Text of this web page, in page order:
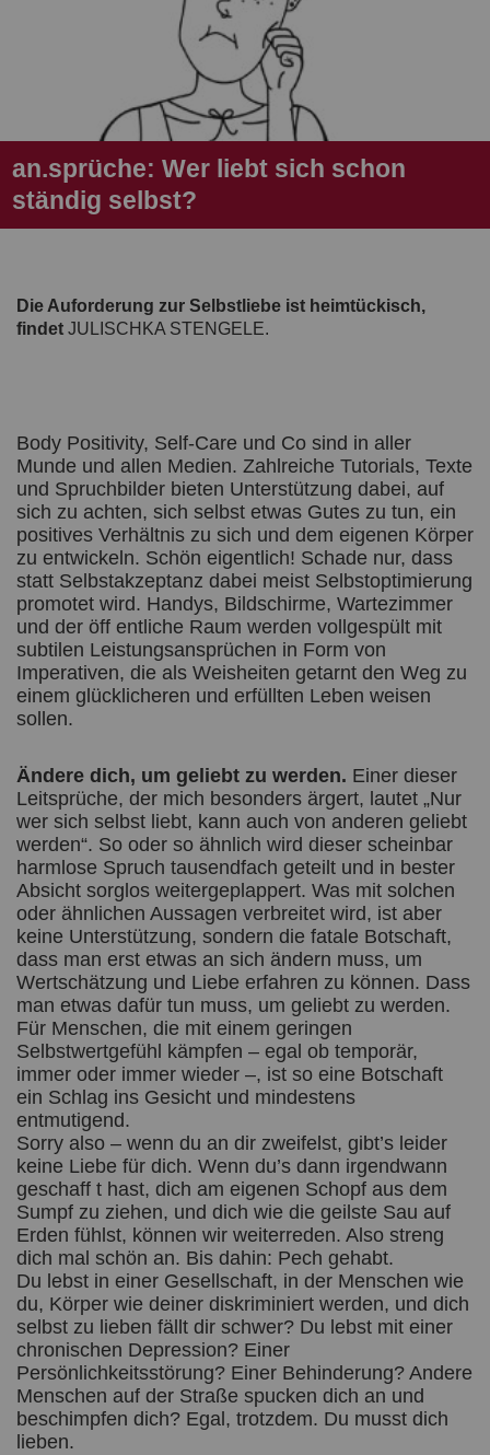
an.sprüche: Wer liebt sich schon
ständig selbst?
Die Auforderung zur Selbstliebe ist heimtückisch,
findet JULISCHKA STENGELE.
Body Positivity, Self-Care und Co sind in aller
Munde und allen Medien. Zahlreiche Tutorials, Texte
und Spruchbilder bieten Unterstützung dabei, auf
sich zu achten, sich selbst etwas Gutes zu tun, ein
positives Verhältnis zu sich und dem eigenen Körper
zu entwickeln. Schön eigentlich! Schade nur, dass
statt Selbstakzeptanz dabei meist Selbstoptimierung
promotet wird. Handys, Bildschirme, Wartezimmer
und der öff entliche Raum werden vollgespült mit
subtilen Leistungsansprüchen in Form von
Imperativen, die als Weisheiten getarnt den Weg zu
einem glücklicheren und erfüllten Leben weisen
sollen.
Ändere dich, um geliebt zu werden. Einer dieser
Leitsprüche, der mich besonders ärgert, lautet „Nur
wer sich selbst liebt, kann auch von anderen geliebt
werden“. So oder so ähnlich wird dieser scheinbar
harmlose Spruch tausendfach geteilt und in bester
Absicht sorglos weitergeplappert. Was mit solchen
oder ähnlichen Aussagen verbreitet wird, ist aber
keine Unterstützung, sondern die fatale Botschaft,
dass man erst etwas an sich ändern muss, um
Wertschätzung und Liebe erfahren zu können. Dass
man etwas dafür tun muss, um geliebt zu werden.
Für Menschen, die mit einem geringen
Selbstwertgefühl kämpfen – egal ob temporär,
immer oder immer wieder –, ist so eine Botschaft
ein Schlag ins Gesicht und mindestens
entmutigend.
Sorry also – wenn du an dir zweifelst, gibt’s leider
keine Liebe für dich. Wenn du’s dann irgendwann
geschaff t hast, dich am eigenen Schopf aus dem
Sumpf zu ziehen, und dich wie die geilste Sau auf
Erden fühlst, können wir weiterreden. Also streng
dich mal schön an. Bis dahin: Pech gehabt.
Du lebst in einer Gesellschaft, in der Menschen wie
du, Körper wie deiner diskriminiert werden, und dich
selbst zu lieben fällt dir schwer? Du lebst mit einer
chronischen Depression? Einer
Persönlichkeitsstörung? Einer Behinderung? Andere
Menschen auf der Straße spucken dich an und
beschimpfen dich? Egal, trotzdem. Du musst dich
lieben.